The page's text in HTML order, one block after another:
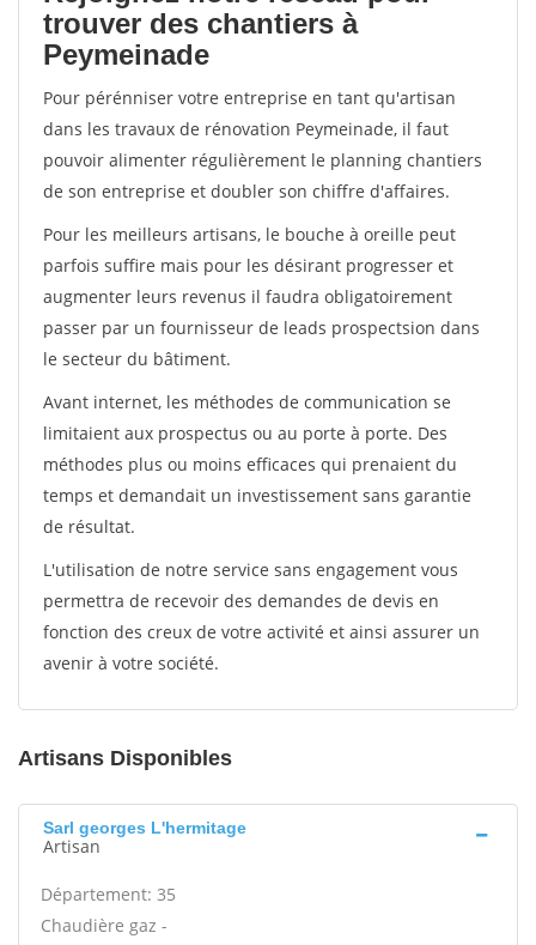
trouver des chantiers à
Peymeinade
Pour pérénniser votre entreprise en tant qu'artisan
dans les travaux de rénovation Peymeinade, il faut
pouvoir alimenter régulièrement le planning chantiers
de son entreprise et doubler son chiffre d'affaires.
Pour les meilleurs artisans, le bouche à oreille peut
parfois suffire mais pour les désirant progresser et
augmenter leurs revenus il faudra obligatoirement
passer par un fournisseur de leads prospectsion dans
le secteur du bâtiment.
Avant internet, les méthodes de communication se
limitaient aux prospectus ou au porte à porte. Des
méthodes plus ou moins efficaces qui prenaient du
temps et demandait un investissement sans garantie
de résultat.
L'utilisation de notre service sans engagement vous
permettra de recevoir des demandes de devis en
fonction des creux de votre activité et ainsi assurer un
avenir à votre société.
Artisans Disponibles
Sarl georges L'hermitage
Artisan
Département: 35
Chaudière gaz -